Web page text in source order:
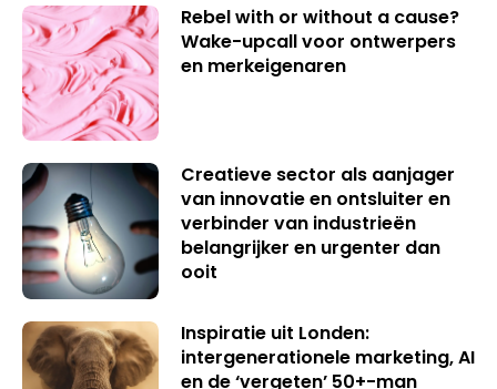
Rebel with or without a cause?
Wake-upcall voor ontwerpers
en merkeigenaren
Creatieve sector als aanjager
van innovatie en ontsluiter en
verbinder van industrieën
belangrijker en urgenter dan
ooit
Inspiratie uit Londen:
intergenerationele marketing, AI
en de ‘vergeten’ 50+-man